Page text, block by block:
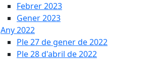
Febrer 2023
Gener 2023
Any 2022
Ple 27 de gener de 2022
Ple 28 d'abril de 2022